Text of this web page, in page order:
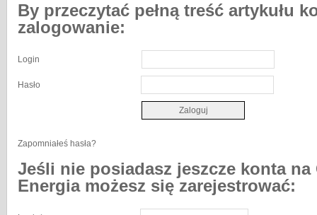
By przeczytać pełną treść artykułu
zalogowanie:
Login
Hasło
Zapomniałeś hasła?
Jeśli nie posiadasz jeszcze konta na
Energia możesz się zarejestrować: